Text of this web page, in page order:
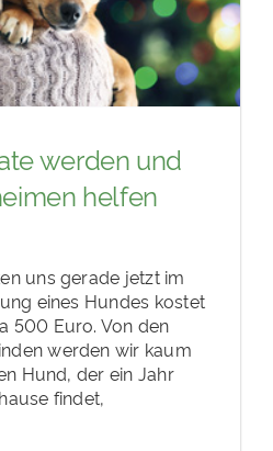
werden und
helfen
uns gerade jetzt im
eines Hundes kostet
500 Euro. Von den
werden wir kaum
Hund, der ein Jahr
findet,